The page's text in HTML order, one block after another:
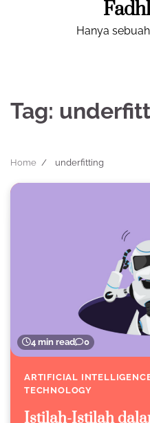
Hanya
Tag:
Home underfitting
4 min read 0
ARTIFICIAL
TECHNOLOGY
Istilah-Istilah